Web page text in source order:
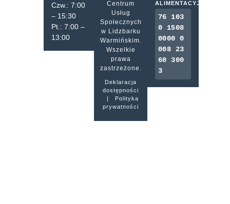
Czw.: 7:00
– 15:30
Pt.: 7:00 –
13:00
Centrum
Usług
Społecznych
w Lidzbarku
Warmińskim.
Wszelkie
prawa
zastrzeżone.
Deklaracja
dostępności
|
Polityka
prywatności
ALIMENTACYJNA
76 103
0 1508
0000 0
008 23
60 300
3